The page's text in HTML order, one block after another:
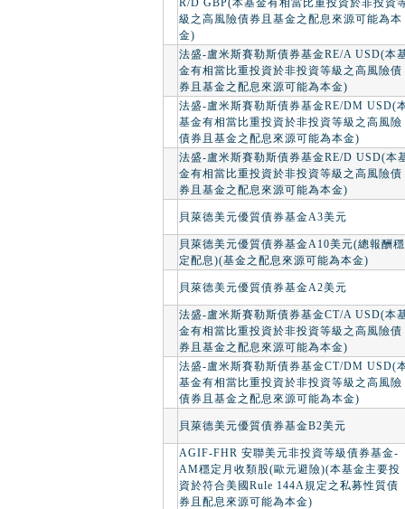
R/D GBP(本基金有相當比重投資於非投資
級之高風險債券且基金之配息來源可能為本
金)
法盛-盧米斯賽勒斯債券基金RE/A USD(本
金有相當比重投資於非投資等級之高風險債
券且基金之配息來源可能為本金)
法盛-盧米斯賽勒斯債券基金RE/DM USD(
基金有相當比重投資於非投資等級之高風險
債券且基金之配息來源可能為本金)
法盛-盧米斯賽勒斯債券基金RE/D USD(本
金有相當比重投資於非投資等級之高風險債
券且基金之配息來源可能為本金)
貝萊德美元優質債券基金A3美元
貝萊德美元優質債券基金A10美元(總報酬穩
定配息)(基金之配息來源可能為本金)
貝萊德美元優質債券基金A2美元
法盛-盧米斯賽勒斯債券基金CT/A USD(本
金有相當比重投資於非投資等級之高風險債
券且基金之配息來源可能為本金)
法盛-盧米斯賽勒斯債券基金CT/DM USD(
基金有相當比重投資於非投資等級之高風險
債券且基金之配息來源可能為本金)
貝萊德美元優質債券基金B2美元
AGIF-FHR 安聯美元非投資等級債券基金-
AM穩定月收類股(歐元避險)(本基金主要投
資於符合美國Rule 144A規定之私募性質債
券且配息來源可能為本金)